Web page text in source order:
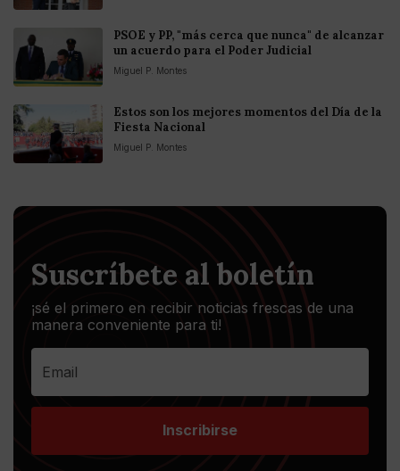
PSOE y PP, "más cerca que nunca" de alcanzar
un acuerdo para el Poder Judicial
Miguel P. Montes
Estos son los mejores momentos del Día de la
Fiesta Nacional
Miguel P. Montes
Suscríbete al boletín
¡sé el primero en recibir noticias frescas de una
manera conveniente para ti!
Inscribirse